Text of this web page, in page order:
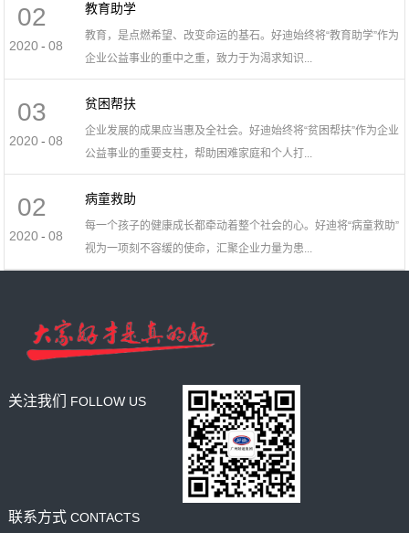
2020 08
02
-
教育助学
教育，是点燃希望、改变命运的基石。好迪始终将“教育助学”作为
企业公益事业的重中之重，致力于为渴求知识...
2020 08
03
-
贫困帮扶
企业发展的成果应当惠及全社会。好迪始终将“贫困帮扶”作为企业
公益事业的重要支柱，帮助困难家庭和个人打...
2020 08
02
-
病童救助
每一个孩子的健康成长都牵动着整个社会的心。好迪将“病童救助”
视为一项刻不容缓的使命，汇聚企业力量为患...
关注我们 FOLLOW US
联系方式 CONTACTS